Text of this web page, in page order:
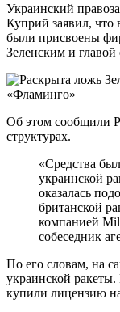
Украинский
Куприй заявил,
были присвоены
Зеленским и
Об этом сообщили
структурах.
«Средства
украинской
оказалась
британской
компанией
собеседник
По его словам, на
украинской
купили лицензию